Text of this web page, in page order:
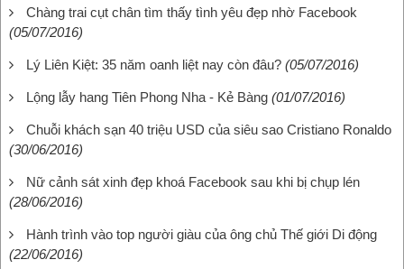
Chàng trai cụt chân tìm thấy tình yêu đẹp nhờ Facebook
(05/07/2016)
Lý Liên Kiệt: 35 năm oanh liệt nay còn đâu? (05/07/2016)
Lộng lẫy hang Tiên Phong Nha - Kẻ Bàng (01/07/2016)
Chuỗi khách sạn 40 triệu USD của siêu sao Cristiano Ronaldo
(30/06/2016)
Nữ cảnh sát xinh đẹp khoá Facebook sau khi bị chụp lén
(28/06/2016)
Hành trình vào top người giàu của ông chủ Thế giới Di động
(22/06/2016)